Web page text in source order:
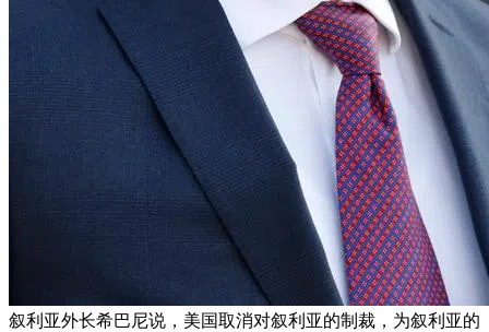
叙利亚外长希巴尼说，美国取消对叙利亚的制裁，为叙利亚的